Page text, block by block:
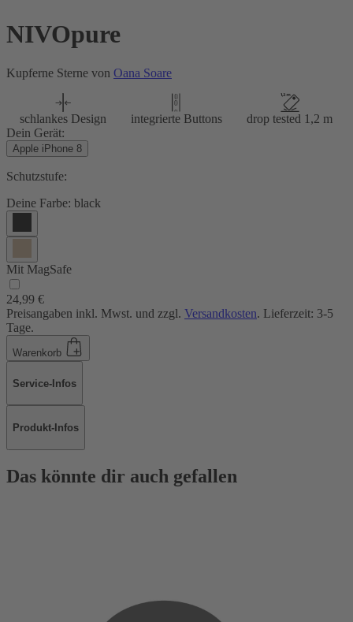
NIVOpure
Kupferne Sterne von Oana Soare
schlankes Design integrierte Buttons
drop tested 1,2 m
Dein Gerät:
Apple iPhone 8
Schutzstufe:
Deine Farbe: black
Mit MagSafe
24,99 €
Preisangaben inkl. Mwst. und zzgl. Versandkosten. Lieferzeit: 3-5
Tage.
Warenkorb
Service-Infos
Produkt-Infos
Das könnte dir auch gefallen